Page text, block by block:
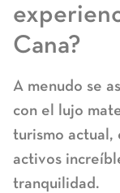
Cana?
A menudo se
con el lujo
turismo actual,
activos
tranquilidad .